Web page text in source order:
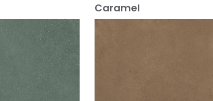
Caramel